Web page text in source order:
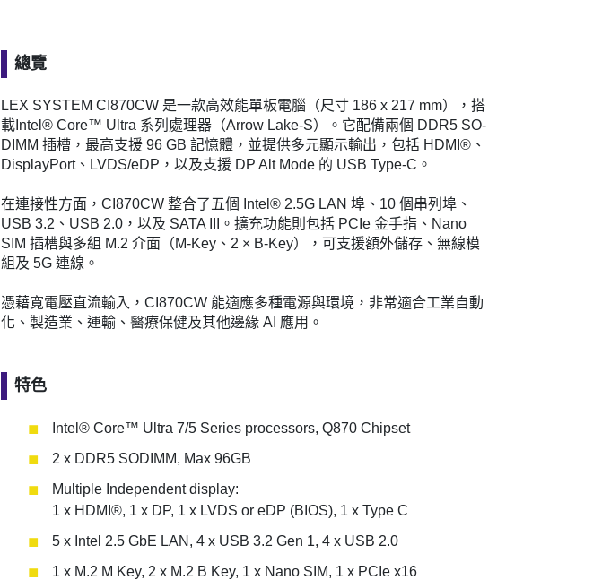
總覽
LEX SYSTEM CI870CW 是一款高效能單板電腦（尺寸 186 x 217 mm），搭
載Intel® Core™ Ultra 系列處理器（Arrow Lake-S）。它配備兩個 DDR5 SO-
DIMM 插槽，最高支援 96 GB 記憶體，並提供多元顯示輸出，包括 HDMI®、
DisplayPort、LVDS/eDP，以及支援 DP Alt Mode 的 USB Type-C。
在連接性方面，CI870CW 整合了五個 Intel® 2.5G LAN 埠、10 個串列埠、
USB 3.2、USB 2.0，以及 SATA III。擴充功能則包括 PCIe 金手指、Nano
SIM 插槽與多組 M.2 介面（M-Key、2 × B-Key），可支援額外儲存、無線模
組及 5G 連線。
憑藉寬電壓直流輸入，CI870CW 能適應多種電源與環境，非常適合工業自動
化、製造業、運輸、醫療保健及其他邊緣 AI 應用。
特色
Intel® Core™ Ultra 7/5 Series processors, Q870 Chipset
2 x DDR5 SODIMM, Max 96GB
Multiple Independent display:
1 x HDMI®, 1 x DP, 1 x LVDS or eDP (BIOS), 1 x Type C
5 x Intel 2.5 GbE LAN, 4 x USB 3.2 Gen 1, 4 x USB 2.0
1 x M.2 M Key, 2 x M.2 B Key, 1 x Nano SIM, 1 x PCIe x16